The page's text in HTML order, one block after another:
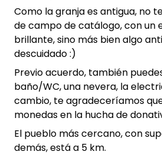
Como la granja es antigua, no
de campo de catálogo, con un
brillante, sino más bien algo
descuidado :)
Previo acuerdo, también
baño/WC, una nevera, la
cambio, te agradeceríamos
monedas en la hucha de
El pueblo más cercano, con
demás, está a 5 km.